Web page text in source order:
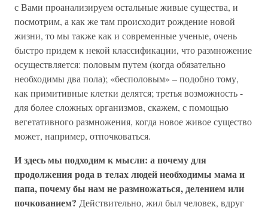
с Вами проанализируем остальные живые существа, и
посмотрим, а как же там происходит рождение новой
жизни, то мы также как и современные ученые, очень
быстро придем к некой классификации, что размножение
осуществляется: половым путем (когда обязательно
необходимы два пола); «бесполовым» – подобно тому,
как примитивные клетки делятся; третья возможность -
для более сложных организмов, скажем, с помощью
вегетативного размножения, когда новое живое существо
может, например, отпочковаться.
И здесь мы подходим к мысли: а почему для
продолжения рода в телах людей необходимы мама и
папа, почему бы нам не размножаться, делением или
почкованием? Действительно, жил был человек, вдруг